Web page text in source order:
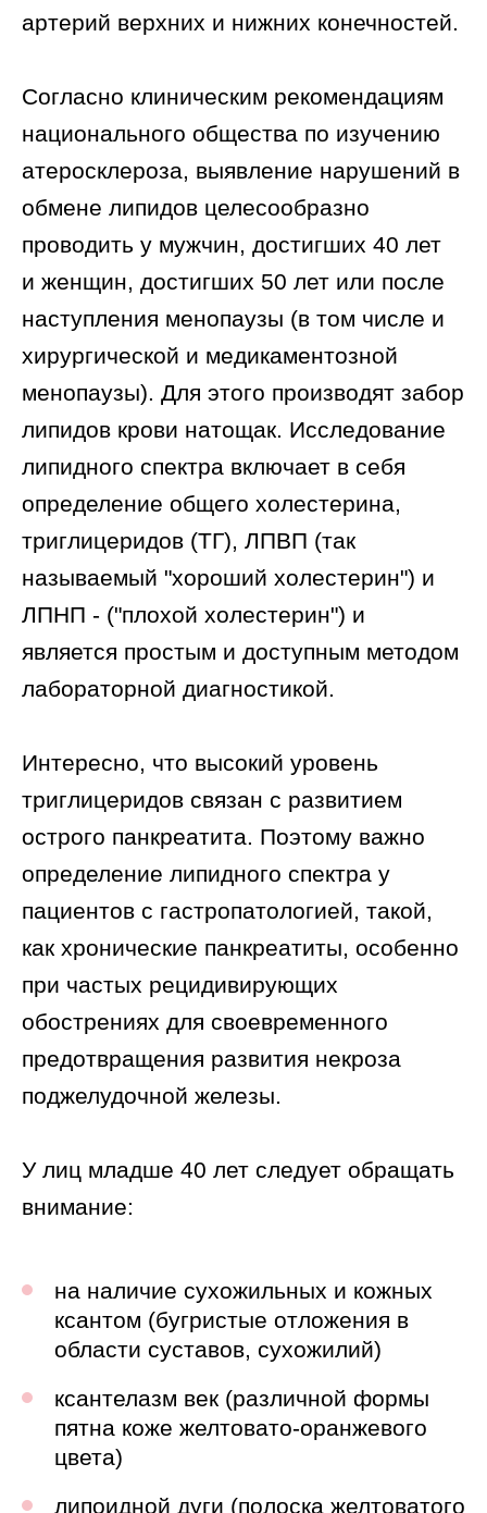
артерий верхних и нижних конечностей.
Согласно клиническим рекомендациям
национального общества по изучению
атеросклероза, выявление нарушений в
обмене липидов целесообразно
проводить у мужчин, достигших 40 лет
и женщин, достигших 50 лет или после
наступления менопаузы (в том числе и
хирургической и медикаментозной
менопаузы). Для этого производят забор
липидов крови натощак. Исследование
липидного спектра включает в себя
определение общего холестерина,
триглицеридов (ТГ), ЛПВП (так
называемый "хороший холестерин") и
ЛПНП - ("плохой холестерин") и
является простым и доступным методом
лабораторной диагностикой.
Интересно, что высокий уровень
триглицеридов связан с развитием
острого панкреатита. Поэтому важно
определение липидного спектра у
пациентов с гастропатологией, такой,
как хронические панкреатиты, особенно
при частых рецидивирующих
обострениях для своевременного
предотвращения развития некроза
поджелудочной железы.
У лиц младше 40 лет следует обращать
внимание:
на наличие сухожильных и кожных
ксантом (бугристые отложения в
области суставов, сухожилий)
ксантелазм век (различной формы
пятна коже желтовато-оранжевого
цвета)
липоидной дуги (полоска желтоватого